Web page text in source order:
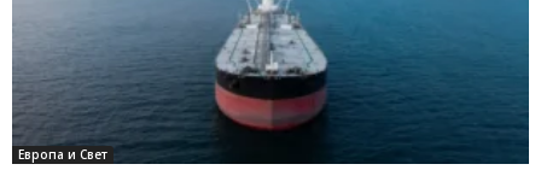
Европа и Свет